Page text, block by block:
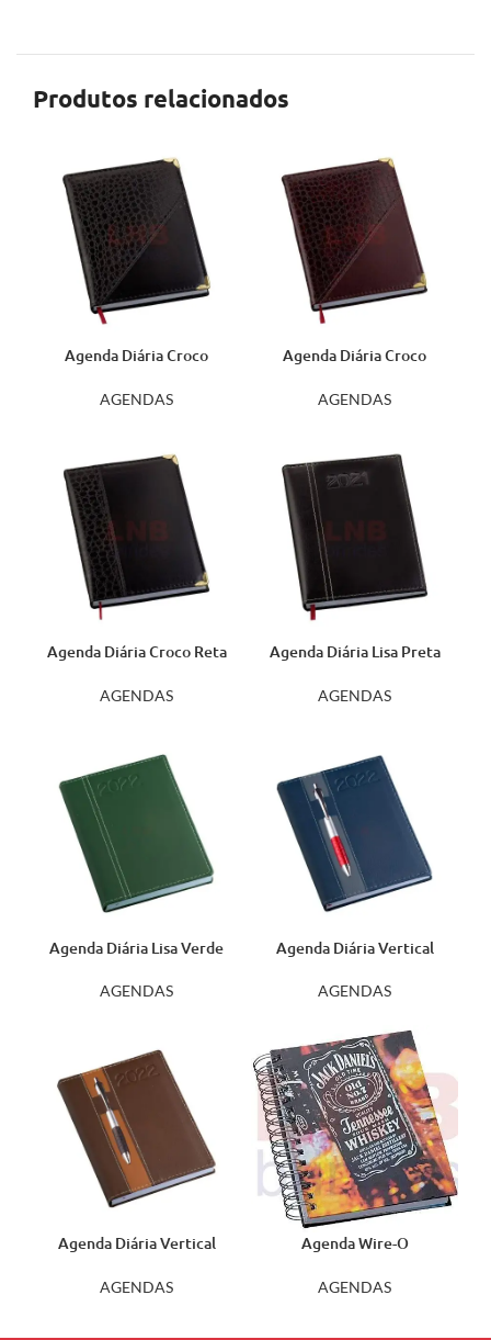
Produtos relacionados
Agenda Diária Croco
AGENDAS
Agenda Diária Croco
AGENDAS
Agenda Diária Croco Reta
AGENDAS
Agenda Diária Lisa Preta
AGENDAS
Agenda Diária Lisa Verde
AGENDAS
Agenda Diária Vertical
AGENDAS
Agenda Diária Vertical
AGENDAS
Agenda Wire-O
AGENDAS